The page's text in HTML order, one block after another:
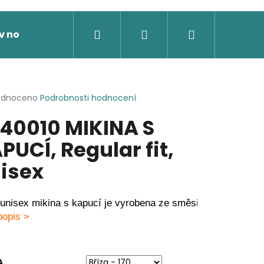
Výprodej Dárkové poukazy
Přihlášení
Podrobnosti hodnocení
MIKINA S
Regular fit,
mikina s kapucí je vyrobena ze směsi organické
>
BUNDA,